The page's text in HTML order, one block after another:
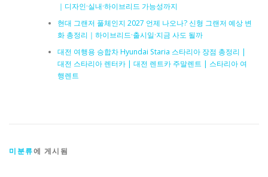
｜디자인·실내·하이브리드 가능성까지
현대 그랜저 풀체인지 2027 언제 나오나? 신형 그랜저 예상 변
화 총정리｜하이브리드·출시일·지금 사도 될까
대전 여행용 승합차 Hyundai Staria 스타리아 장점 총정리 |
대전 스타리아 렌터카 | 대전 렌트카 주말렌트 | 스타리아 여
행렌트
미분류에 게시됨